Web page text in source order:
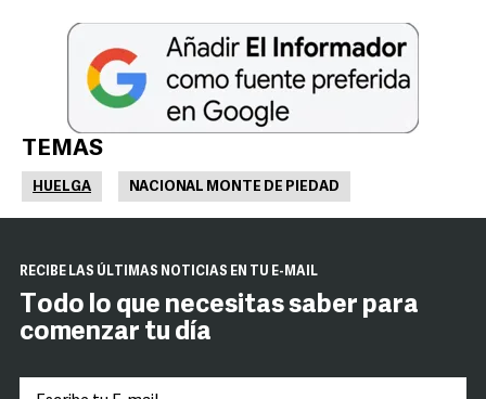
TEMAS
HUELGA NACIONAL MONTE DE PIEDAD
RECIBE LAS ÚLTIMAS NOTICIAS EN TU E-MAIL
Todo lo que necesitas saber para
comenzar tu día